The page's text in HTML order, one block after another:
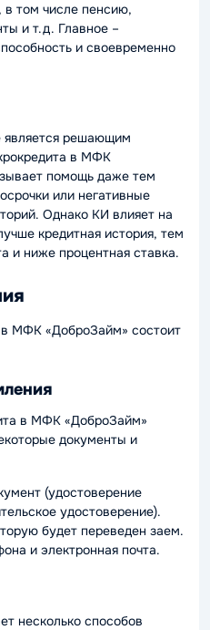
в том числе пенсию,
и т.д. Главное –
и своевременно
является решающим
в МФК
помощь даже тем
или негативные
Однако КИ влияет на
кредитная история, тем
и ниже процентная ставка.
МФК «ДоброЗайм» состоит
в МФК «ДоброЗайм»
документы и
(удостоверение
удостоверение).
будет переведен заем.
и электронная почта.
несколько способов